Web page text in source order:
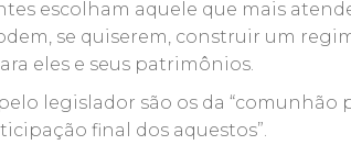
escolham aquele que mais
se quiserem, construir um
eles e seus patrimônios.
legislador são os da “comunhão
final dos aquestos”.